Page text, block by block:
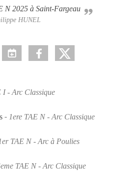
N 2025 à Saint-Fargeau
HUNEL
I - Arc Classique
1ere TAE N - Arc Classique
TAE N - Arc à Poulies
TAE N - Arc Classique